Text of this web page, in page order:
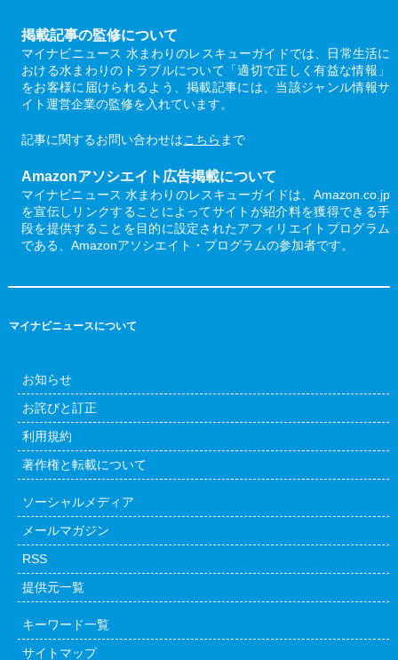
掲載記事の監修について
マイナビニュース 水まわりのレスキューガイドでは、日常生活に
おける水まわりのトラブルについて「適切で正しく有益な情報」
をお客様に届けられるよう、掲載記事には、当該ジャンル情報サ
イト運営企業の監修を入れています。
記事に関するお問い合わせはこちら まで
Amazonアソシエイト広告掲載について
マイナビニュース 水まわりのレスキューガイドは、Amazon.co.jp
を宣伝しリンクすることによってサイトが紹介料を獲得できる手
段を提供することを目的に設定されたアフィリエイトプログラム
である、Amazonアソシエイト・プログラムの参加者です。
マイナビニュースについて
お知らせ
お詫びと訂正
利用規約
著作権と転載について
ソーシャルメディア
メールマガジン
RSS
提供元一覧
キーワード一覧
サイトマップ